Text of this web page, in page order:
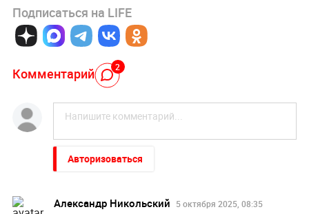
Подписаться на LIFE
Комментарий 2
Авторизоваться
Александр Никольский 5 октября 2025, 08:35